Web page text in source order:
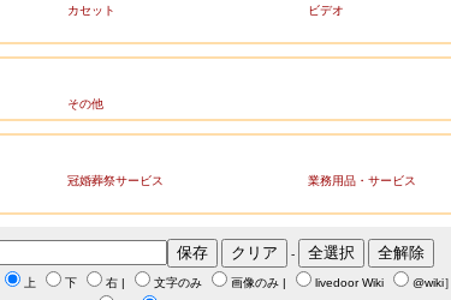
カセット ビデオ
その他
冠婚葬祭サービス 業務用品・サービス
-
上 下 右 | 文字のみ 画像のみ | livedoor Wiki @wiki］